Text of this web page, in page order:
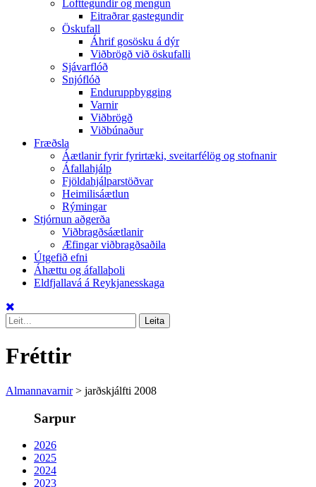
Lofttegundir og mengun
Eitraðrar gastegundir
Öskufall
Áhrif gosösku á dýr
Viðbrögð við öskufalli
Sjávarflóð
Snjóflóð
Enduruppbygging
Varnir
Viðbrögð
Viðbúnaður
Fræðsla
Áætlanir fyrir fyrirtæki, sveitarfélög og stofnanir
Áfallahjálp
Fjöldahjálparstöðvar
Heimilisáætlun
Rýmingar
Stjórnun aðgerða
Viðbragðsáætlanir
Æfingar viðbragðsaðila
Útgefið efni
Áhættu og áfallaþoli
Eldfjallavá á Reykjanesskaga
Fréttir
Almannavarnir> jarðskjálfti 2008
Sarpur
2026
2025
2024
2023